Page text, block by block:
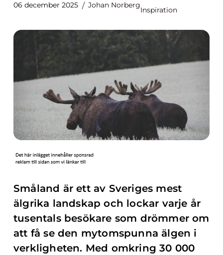
06 december 2025 Johan Norberg
Inspiration
Småland är ett av Sveriges mest
älgrika landskap och lockar varje år
tusentals besökare som drömmer om
att få se den mytomspunna älgen i
verkligheten. Med omkring 30 000